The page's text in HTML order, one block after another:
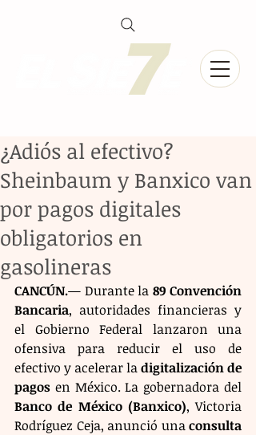
¿Adiós al efectivo?
Sheinbaum y Banxico van
por pagos digitales
obligatorios en
gasolineras
CANCÚN.— Durante la 89 Convención
Bancaria, autoridades financieras y
el Gobierno Federal lanzaron una
ofensiva para reducir el uso de
efectivo y acelerar la digitalización de
pagos
Banco de México (Banxico), Victoria
Rodríguez Ceja, anunció una consulta